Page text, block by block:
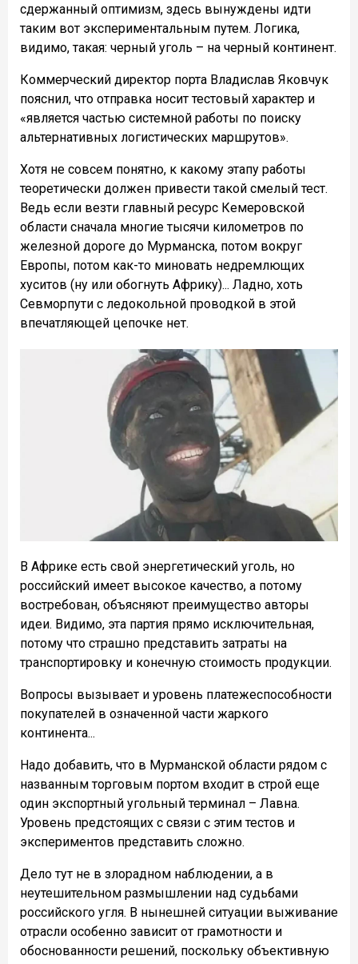
сдержанный оптимизм, здесь вынуждены идти
таким вот экспериментальным путем. Логика,
видимо, такая: черный уголь – на черный континент.
Коммерческий директор порта Владислав Яковчук
пояснил, что отправка носит тестовый характер и
«является частью системной работы по поиску
альтернативных логистических маршрутов».
Хотя не совсем понятно, к какому этапу работы
теоретически должен привести такой смелый тест.
Ведь если везти главный ресурс Кемеровской
области сначала многие тысячи километров по
железной дороге до Мурманска, потом вокруг
Европы, потом как-то миновать недремлющих
хуситов (ну или обогнуть Африку)... Ладно, хоть
Севморпути с ледокольной проводкой в этой
впечатляющей цепочке нет.
В Африке есть свой энергетический уголь, но
российский имеет высокое качество, а потому
востребован, объясняют преимущество авторы
идеи. Видимо, эта партия прямо исключительная,
потому что страшно представить затраты на
транспортировку и конечную стоимость продукции.
Вопросы вызывает и уровень платежеспособности
покупателей в означенной части жаркого
континента...
Надо добавить, что в Мурманской области рядом с
названным торговым портом входит в строй еще
один экспортный угольный терминал – Лавна.
Уровень предстоящих с связи с этим тестов и
экспериментов представить сложно.
Дело тут не в злорадном наблюдении, а в
неутешительном размышлении над судьбами
российского угля. В нынешней ситуации выживание
отрасли особенно зависит от грамотности и
обоснованности решений, поскольку объективную